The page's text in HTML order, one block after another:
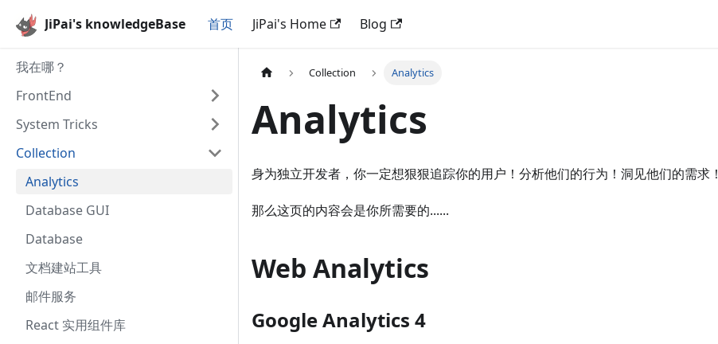
JiPai's knowledgeBase 首页 JiPai's Home Blog
我在哪？
FrontEnd
System Tricks
Collection
Analytics
Database GUI
Database
文档建站工具
邮件服务
React 实用组件库
Collection Analytics
Analytics
身为独立开发者，你一定想狠狠追踪你的用户！分析他们的行为！洞见他们的需求！
那么这页的内容会是你所需要的......
Web Analytics
Google Analytics 4